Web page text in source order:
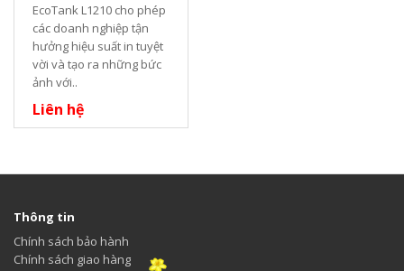
EcoTank L1210 cho phép
các doanh nghiệp tận
hưởng hiệu suất in tuyệt
vời và tạo ra những bức
ảnh với..
Liên hệ
Thông tin
Chính sách bảo hành
Chính sách giao hàng